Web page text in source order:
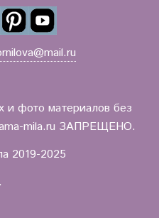
и фото материалов без
mila.ru ЗАПРЕЩЕНО.
2019-2025
.